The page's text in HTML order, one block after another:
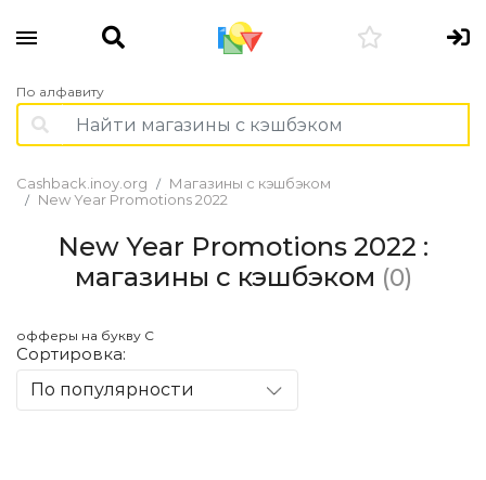
По алфавиту
Cashback.inoy.org
Магазины с кэшбэком
New Year Promotions 2022
New Year Promotions 2022 :
магазины с кэшбэком (0)
офферы на букву С
Сортировка:
По популярности